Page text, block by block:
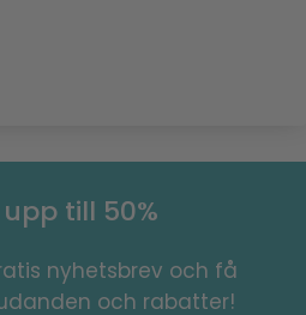
till 50%
nyhetsbrev och få
och rabatter!